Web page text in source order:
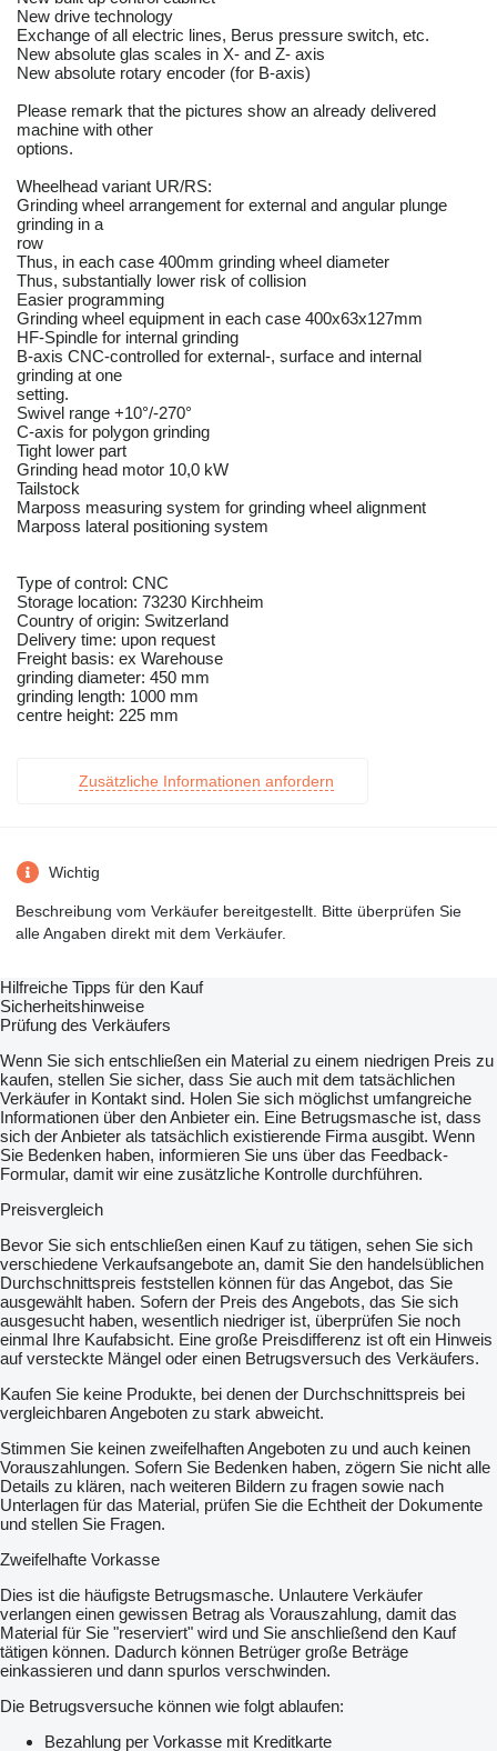
New drive technology
Exchange of all electric lines, Berus pressure switch, etc.
New absolute glas scales in X- and Z- axis
New absolute rotary encoder (for B-axis)
Please remark that the pictures show an already delivered
machine with other
options.
Wheelhead variant UR/RS:
Grinding wheel arrangement for external and angular plunge
grinding in a
row
Thus, in each case 400mm grinding wheel diameter
Thus, substantially lower risk of collision
Easier programming
Grinding wheel equipment in each case 400x63x127mm
HF-Spindle for internal grinding
B-axis CNC-controlled for external-, surface and internal
grinding at one
setting.
Swivel range +10°/-270°
C-axis for polygon grinding
Tight lower part
Grinding head motor 10,0 kW
Tailstock
Marposs measuring system for grinding wheel alignment
Marposs lateral positioning system
Type of control: CNC
Storage location: 73230 Kirchheim
Country of origin: Switzerland
Delivery time: upon request
Freight basis: ex Warehouse
grinding diameter: 450 mm
grinding length: 1000 mm
centre height: 225 mm
Zusätzliche Informationen anfordern
Wichtig
Beschreibung vom Verkäufer bereitgestellt. Bitte überprüfen Sie
alle Angaben direkt mit dem Verkäufer.
Hilfreiche Tipps für den Kauf
Sicherheitshinweise
Prüfung des Verkäufers
Wenn Sie sich entschließen ein Material zu einem niedrigen Preis zu
kaufen, stellen Sie sicher, dass Sie auch mit dem tatsächlichen
Verkäufer in Kontakt sind. Holen Sie sich möglichst umfangreiche
Informationen über den Anbieter ein. Eine Betrugsmasche ist, dass
sich der Anbieter als tatsächlich existierende Firma ausgibt. Wenn
Sie Bedenken haben, informieren Sie uns über das Feedback-
Formular, damit wir eine zusätzliche Kontrolle durchführen.
Preisvergleich
Bevor Sie sich entschließen einen Kauf zu tätigen, sehen Sie sich
verschiedene Verkaufsangebote an, damit Sie den handelsüblichen
Durchschnittspreis feststellen können für das Angebot, das Sie
ausgewählt haben. Sofern der Preis des Angebots, das Sie sich
ausgesucht haben, wesentlich niedriger ist, überprüfen Sie noch
einmal Ihre Kaufabsicht. Eine große Preisdifferenz ist oft ein Hinweis
auf versteckte Mängel oder einen Betrugsversuch des Verkäufers.
Kaufen Sie keine Produkte, bei denen der Durchschnittspreis bei
vergleichbaren Angeboten zu stark abweicht.
Stimmen Sie keinen zweifelhaften Angeboten zu und auch keinen
Vorauszahlungen. Sofern Sie Bedenken haben, zögern Sie nicht alle
Details zu klären, nach weiteren Bildern zu fragen sowie nach
Unterlagen für das Material, prüfen Sie die Echtheit der Dokumente
und stellen Sie Fragen.
Zweifelhafte Vorkasse
Dies ist die häufigste Betrugsmasche. Unlautere Verkäufer
verlangen einen gewissen Betrag als Vorauszahlung, damit das
Material für Sie "reserviert" wird und Sie anschließend den Kauf
tätigen können. Dadurch können Betrüger große Beträge
einkassieren und dann spurlos verschwinden.
Die Betrugsversuche können wie folgt ablaufen:
Bezahlung per Vorkasse mit Kreditkarte